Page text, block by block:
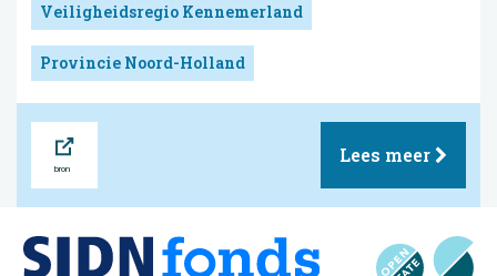
Veiligheidsregio Kennemerland
Provincie Noord-Holland
Lees meer